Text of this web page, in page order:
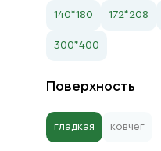
140*180 172*208
300*400
Поверхность
гладкая ковчег